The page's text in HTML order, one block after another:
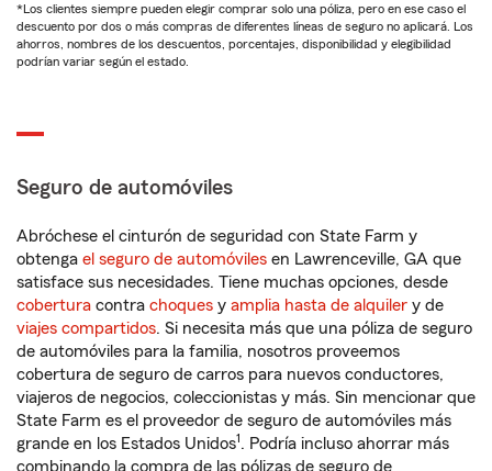
*Los clientes siempre pueden elegir comprar solo una póliza, pero en ese caso el
descuento por dos o más compras de diferentes líneas de seguro no aplicará. Los
ahorros, nombres de los descuentos, porcentajes, disponibilidad y elegibilidad
podrían variar según el estado.
Seguro de automóviles
Abróchese el cinturón de seguridad con State Farm y
obtenga el seguro de automóviles en Lawrenceville, GA que
satisface sus necesidades. Tiene muchas opciones, desde
cobertura contra choques y amplia hasta de alquiler y de
viajes compartidos. Si necesita más que una póliza de seguro
de automóviles para la familia, nosotros proveemos
cobertura de seguro de carros para nuevos conductores,
viajeros de negocios, coleccionistas y más. Sin mencionar que
State Farm es el proveedor de seguro de automóviles más
grande en los Estados Unidos1 . Podría incluso ahorrar más
combinando la compra de las pólizas de seguro de